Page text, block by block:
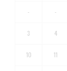
- -
3 4
10 11